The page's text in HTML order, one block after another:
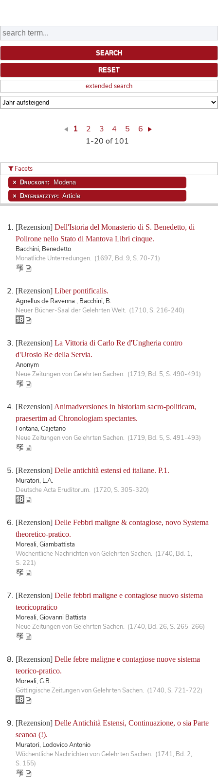
extended search
1 2 3 4 5
6
1-20 of 101
[Rezension] Dell'Istoria del Monasterio di S. Benedetto, di
Polirone nello Stato di Mantova Libri cinque.
Bacchini, Benedetto
Monatliche Unterredungen. (1697, Bd. 9, S. 70-71)
[Rezension] Liber pontificalis.
Agnellus de Ravenna ; Bacchini, B.
Neuer Bücher-Saal der Gelehrten Welt. (1710, S. 216-240)
[Rezension] La Vittoria di Carlo Re d'Ungheria contro
d'Urosio Re della Servia.
Anonym
Neue Zeitungen von Gelehrten Sachen. (1719, Bd. 5, S. 490-491)
[Rezension] Animadversiones in historiam sacro-politicam,
praesertim ad Chronologiam spectantes.
Fontana, Cajetano
Neue Zeitungen von Gelehrten Sachen. (1719, Bd. 5, S. 491-493)
[Rezension] Delle antichità estensi ed italiane. P.1.
Muratori, L.A.
Deutsche Acta Eruditorum. (1720, S. 305-320)
[Rezension] Delle Febbri maligne & contagiose, novo Systema
theoretico-pratico.
Moreali, Giambattista
Wöchentliche Nachrichten von Gelehrten Sachen. (1740, Bd. 1,
S. 221)
[Rezension] Delle febbri maligne e contagiose nuovo sistema
teoricopratico
Moreali, Giovanni Battista
Neue Zeitungen von Gelehrten Sachen. (1740, Bd. 26, S. 265-266)
[Rezension] Delle febre maligne e contagiose nuove sistema
teorico-pratico.
Moreali, G.B.
Göttingische Zeitungen von Gelehrten Sachen. (1740, S. 721-722)
[Rezension] Delle Antichità Estensi, Continuazione, o sia Parte
seanoa (!).
Muratori, Lodovico Antonio
Wöchentliche Nachrichten von Gelehrten Sachen. (1741, Bd. 2,
S. 155)
Facets
Druckort: Modena
Datensatztyp: Article